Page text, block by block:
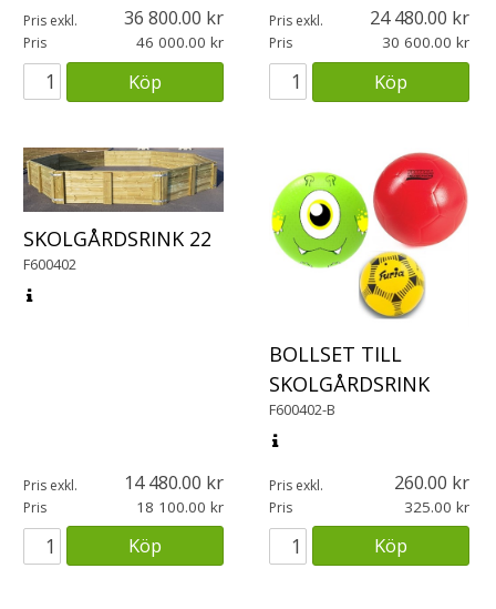
Pris exkl. 36 800.00
Pris 46 000.00
Köp
Pris exkl. 24 480.00
Pris 30 600.00
Köp
SKOLGÅRDSRINK 22
F600402
Pris exkl. 14 480.00
Pris 18 100.00
Köp
BOLLSET TILL
SKOLGÅRDSRINK
F600402-B
Pris exkl. 260.00
Pris 325.00
Köp